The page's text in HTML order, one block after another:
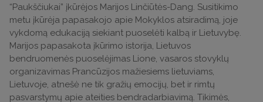
“Paukščiukai” įkūrėjos Marijos Linčiūtės-Dang. Susitikimo
metu įkūrėja papasakojo apie Mokyklos atsiradimą, joje
vykdomą edukaciją siekiant puoselėti kalbą ir Lietuvybę.
Marijos papasakota įkūrimo istorija, Lietuvos
bendruomenės puoselėjimas Lione, vasaros stovyklų
organizavimas Prancūzijos mažiesiems lietuviams,
Lietuvoje, atnešė ne tik gražių emocijų, bet ir rimtų
pasvarstymų apie ateities bendradarbiavimą. Tikimės,